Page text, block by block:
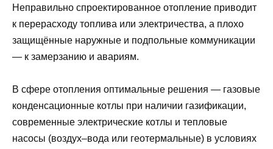
Неправильно спроектированное отопление приводит
к перерасходу топлива или электричества, а плохо
защищённые наружные и подпольные коммуникации
— к замерзанию и авариям.
В сфере отопления оптимальные решения — газовые
конденсационные котлы при наличии газификации,
современные электрические котлы и тепловые
насосы (воздух–вода или геотермальные) в условиях